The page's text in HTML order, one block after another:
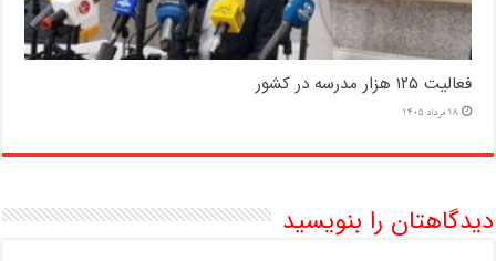
فعالیت ۱۲۵ هزار مدرسه در کشور
18 مرداد 1405
دیدگاهتان را بنویسید